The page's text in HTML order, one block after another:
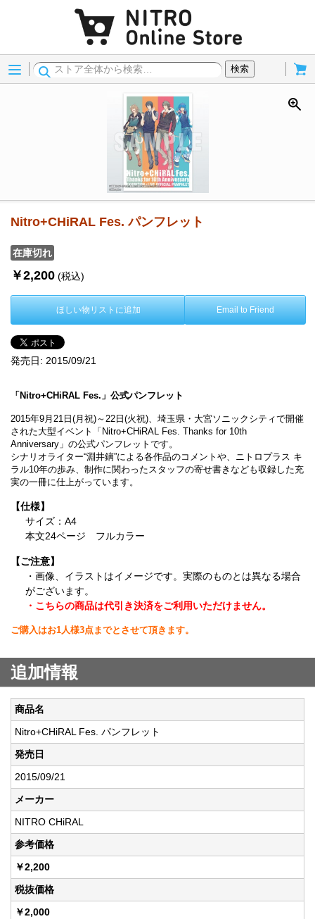
Menu
検索
Nitro+CHiRAL Fes. パンフレット
在庫切れ
￥2,200 (税込)
ほしい物リストに追加 Email to Friend
発売日: 2015/09/21
「Nitro+CHiRAL Fes.」公式パンフレット
2015年9月21日(月祝)～22日(火祝)、埼玉県・大宮ソニックシティで開催
された大型イベント「Nitro+CHiRAL Fes. Thanks for 10th
Anniversary」の公式パンフレットです。
シナリオライター“淵井鏑”による各作品のコメントや、ニトロプラス キ
ラル10年の歩み、制作に関わったスタッフの寄せ書きなども収録した充
実の一冊に仕上がっています。
【仕様】
サイズ：A4
本文24ページ フルカラー
【ご注意】
・画像、イラストはイメージです。実際のものとは異なる場合
がございます。
・こちらの商品は代引き決済をご利用いただけません。
ご購入はお1人様3点までとさせて頂きます。
追加情報
商品名
Nitro+CHiRAL Fes. パンフレット
発売日
2015/09/21
メーカー
NITRO CHiRAL
参考価格
￥2,200
税抜価格
￥2,000